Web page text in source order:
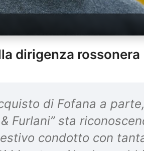
dirigenza rossonera
di Fofana a
Furlani” sta
condotto con